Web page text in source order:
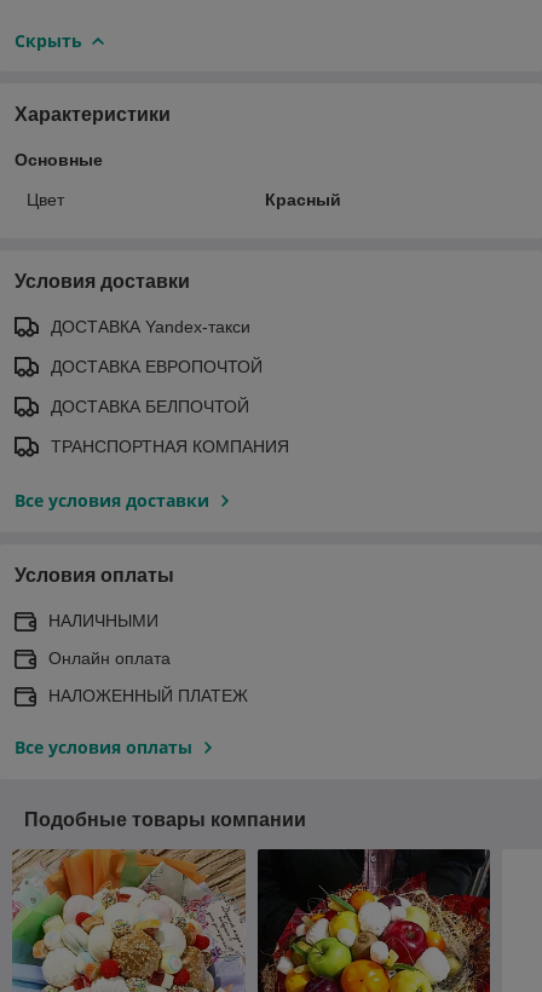
Скрыть
Характеристики
Основные
Цвет Красный
Условия доставки
ДОСТАВКА Yandex-такси
ДОСТАВКА ЕВРОПОЧТОЙ
ДОСТАВКА БЕЛПОЧТОЙ
ТРАНСПОРТНАЯ КОМПАНИЯ
Все условия доставки
Условия оплаты
НАЛИЧНЫМИ
Онлайн оплата
НАЛОЖЕННЫЙ ПЛАТЕЖ
Все условия оплаты
Подобные товары компании